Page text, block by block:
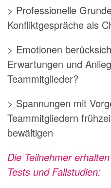
> Professionelle
Konfliktgespräche als
> Emotionen
Erwartungen und
Teammitglieder?
> Spannungen mit
Teammitgliedern
bewältigen
Die Teilnehmer
Tests und Fallstudien: